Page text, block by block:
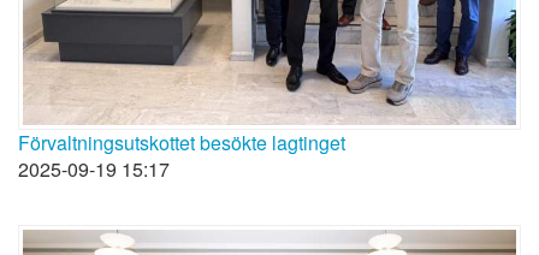
Förvaltningsutskottet besökte lagtinget
2025-09-19 15:17